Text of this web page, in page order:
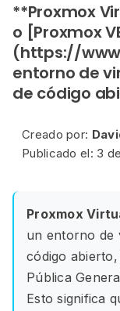
**Proxmox
o [Proxmox
(https://
entorno de
de código
Creado por:
Publicado el: 3
Proxmox
un entorno de
código
Pública
Esto significa